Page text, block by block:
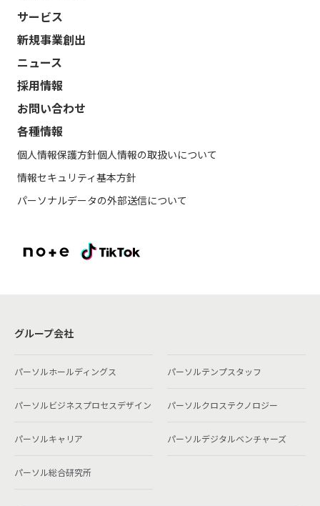
サービス
新規事業創出
ニュース
採用情報
お問い合わせ
各種情報
個人情報保護方針個人情報の取扱いについて
情報セキュリティ基本方針
パーソナルデータの外部送信について
グループ会社
パーソルホールディングス パーソルテンプスタッフ
パーソルビジネスプロセスデザイン パーソルクロステクノロジー
パーソルキャリア パーソルデジタルベンチャーズ
パーソル総合研究所